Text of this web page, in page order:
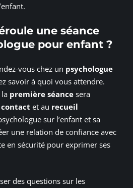
une séance
pour enfant ?
vous chez un psychologue
savoir à quoi vous attendre.
première séance sera
et au recueil
sur l’enfant et sa
une relation de confiance avec
en sécurité pour exprimer ses
des questions sur les